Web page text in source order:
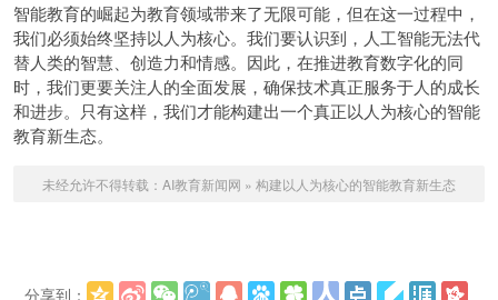
智能教育的崛起为教育领域带来了无限可能，但在这一过程中，
我们必须始终坚持以人为核心。我们要认识到，人工智能无法代
替人类的智慧、创造力和情感。因此，在推进教育数字化的同
时，我们更要关注人的全面发展，确保技术真正服务于人的成长
和进步。只有这样，我们才能构建出一个真正以人为核心的智能
教育新生态。
未经允许不得转载： AI教育新闻网 » 构建以人为核心的智能教育新生态
分享到：